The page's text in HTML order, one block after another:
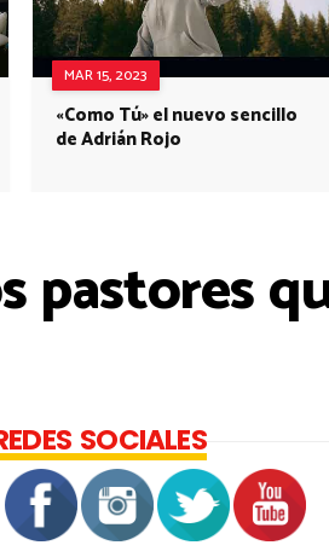
MAR 15, 2023
«Como Tú» el nuevo sencillo
de Adrián Rojo
pastores
SOCIALES